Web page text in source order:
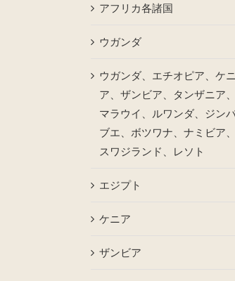
アフリカ各諸国
ウガンダ
ウガンダ、エチオピア、ケニ
ア、ザンビア、タンザニア、
マラウイ、ルワンダ、ジン
ブエ、ボツワナ、ナミビア、
スワジランド、レソト
エジプト
ケニア
ザンビア